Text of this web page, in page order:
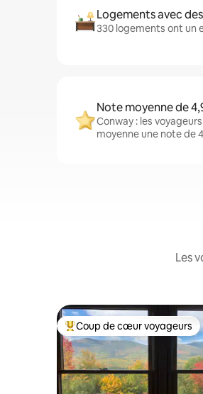
Logements avec
330 logements ont un
Note moyenne de
Conway : les
moyenne une note de
Les
Coup de cœur voyageurs
Coup de cœur voyageurs